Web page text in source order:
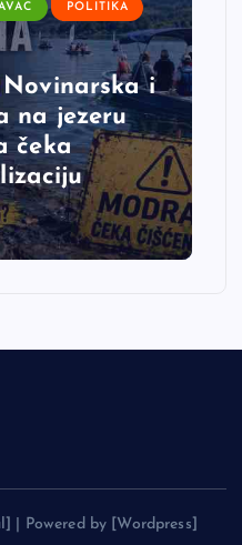
POLITIKA
Novinarska i
na jezeru
čeka
Powered by [Wordpress]